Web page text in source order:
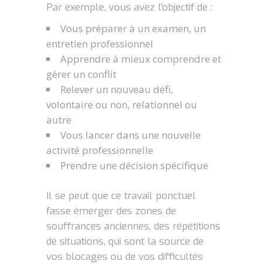
Par exemple, vous avez l’objectif de :
Vous préparer à un examen, un
entretien professionnel
Apprendre à mieux comprendre et
gérer un conflit
Relever un nouveau défi,
volontaire ou non, relationnel ou
autre
Vous lancer dans une nouvelle
activité professionnelle
Prendre une décision spécifique
Il se peut que ce travail ponctuel
fasse émerger des zones de
souffrances anciennes, des répétitions
de situations, qui sont la source de
vos blocages ou de vos difficultés